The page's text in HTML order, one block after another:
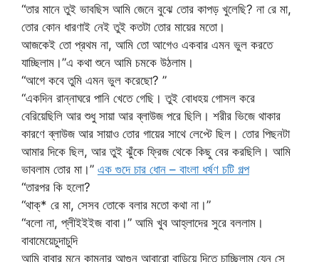
“তার মানে তুই ভাবছিস আমি জেনে বুঝে তোর কাপড় খুলেছি? না রে মা,
তোর কোন ধারণাই নেই তুই কতটা তোর মায়ের মতো।
আজকেই তো প্রথম না, আমি তো আগেও একবার এমন ভুল করতে
যাচ্ছিলাম।”এ কথা শুনে আমি চমকে উঠলাম।
“আগে কবে তুমি এমন ভুল করেছো? ”
“একদিন রান্নাঘরে পানি খেতে গেছি। তুই বোধহয় গোসল করে
বেরিয়েছিলি আর শুধু সায়া আর ব্লাউজ পরে ছিলি। শরীর ভিজে থাকার
কারণে ব্লাউজ আর সায়াও তোর গায়ের সাথে লেপ্টে ছিল। তোর পিছনটা
আমার দিকে ছিল, আর তুই ঝুঁকে ফ্রিজ থেকে কিছু বের করছিলি। আমি
ভাবলাম তোর মা।” এক গুদে চার ধোন – বাংলা ধর্ষণ চটি গল্প
“তারপর কি হলো?
“থাক্* রে মা, সেসব তোকে বলার মতো কথা না।”
“বলো না, প্লীইইইজ বাবা।” আমি খুব আহ্লাদের সুরে বললাম।
বাবামেয়েচুদাচুদি
আমি বাবার মনে কামনার আগুন আবারো বাড়িয়ে দিতে চাচ্ছিলাম যেন সে